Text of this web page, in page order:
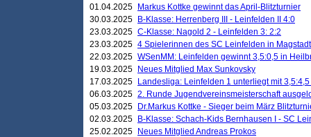
01.04.2025
Markus Kottke gewinnt das April-Blitzturnier
30.03.2025
B-Klasse: Herrenberg III - Leinfelden II 4:0
23.03.2025 C-Klasse: Nagold 2 - Leinfelden 3: 2:2
23.03.2025 4 Spielerinnen des SC Leinfelden in Magstadt
22.03.2025 WSenMM: Leinfelden gewinnt 3,5:0,5 in
19.03.2025
Neues Mitglied Max Sunkovsky
17.03.2025
Landesliga: Leinfelden 1 unterliegt mit
06.03.2025 2. Runde Jugendvereinsmeisterschaft
05.03.2025
Dr.Markus Kottke - Sieger beim März
02.03.2025
B-Klasse: Schach-Kids Bernhausen I - SC
25.02.2025
Neues Mitglied Andreas Prokos